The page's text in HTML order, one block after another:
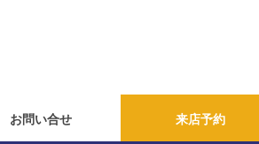
お問い合せ 来店予約